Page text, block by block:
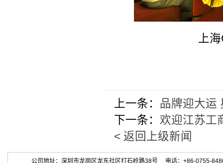
上
上一条： 品牌迎大运
下一条： 欢迎江苏工
< 返回上级新闻
公司地址：深圳市龙岗区龙东社区打石岭路38号 电话：+86-